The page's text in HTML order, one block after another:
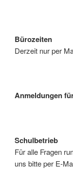
Bürozeiten
Derzeit nur per
Anmeldungen
Schulbetrieb
Für alle Fragen
uns bitte per E-